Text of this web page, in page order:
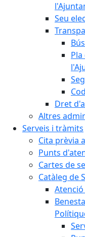
Seu
Dret
Altres
Serveis i tràmits
Cita prèvia
Punts
Cartes de
Catàleg de